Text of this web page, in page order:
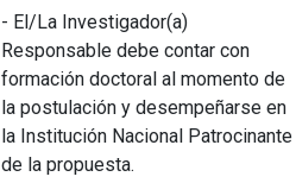
- El/La Investigador(a)
Responsable debe contar con
formación doctoral al momento de
la postulación y desempeñarse en
la Institución Nacional Patrocinante
de la propuesta.